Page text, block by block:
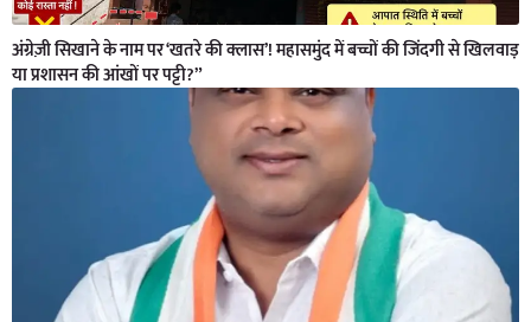
अंग्रेज़ी सिखाने के नाम पर ‘खतरे की क्लास’! महासमुंद में बच्चों की जिंदगी से खिलवाड़
या प्रशासन की आंखों पर पट्टी?”